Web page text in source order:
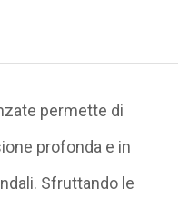
permette di
profonda e in
Sfruttando le